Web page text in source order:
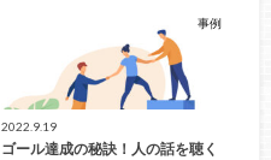
事例
2022.9.19
ゴール達成の秘訣！人の話を聴く